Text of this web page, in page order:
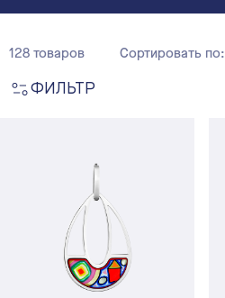
ФИЛЬТР
128 товаров Сортировать по: